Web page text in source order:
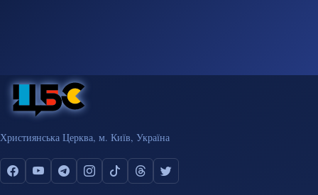
Християнська Церква, м. Київ, Україна